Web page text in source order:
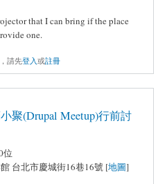
that I can bring if the place
one.
請先登入或註冊
聚(Drupal Meetup)行前討
位
台北市慶城街16巷16號 [地圖]